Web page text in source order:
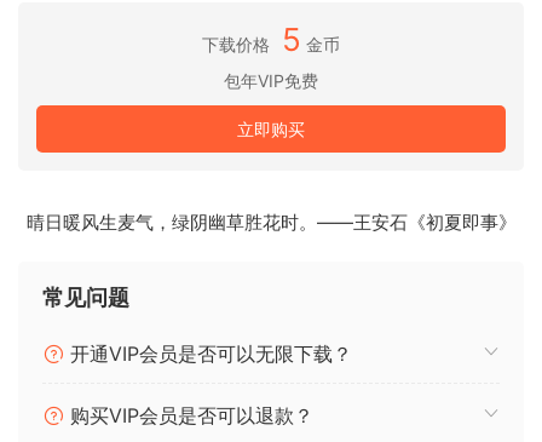
RingerShifter：更改 Loop 以创建新的声音。
DelayGrain：重塑音频并增加延迟。
ReverbMod：添加可调节设置的混响。
DropWow：创建随机的音高和音量变化。
DigitalRobot：使用 EQ 和 LFO 创建独特的声音。
如果您想要增强音乐制作，X-Plugins Bundle 是您的完美工
NFO
下载价格 5 金币
包年VIP免费
立即购买
晴日暖风生麦气，绿阴幽草胜花时。——王安石《初夏即事》
常见问题
开通VIP会员是否可以无限下载？
购买VIP会员是否可以退款？